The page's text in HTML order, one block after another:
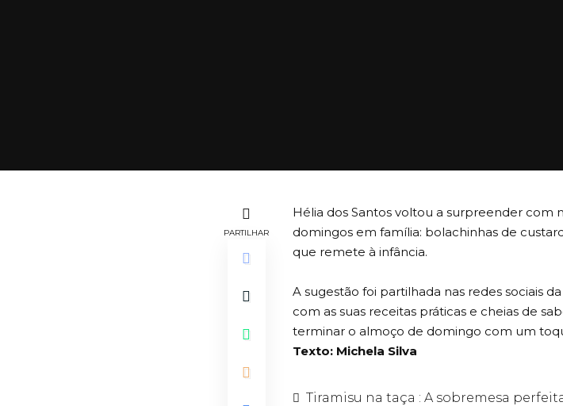
PARTILHAR
Hélia dos Santos voltou a surpreender com
domingos em família: bolachinhas de
que remete à infância.
A sugestão foi partilhada nas redes sociais
com as suas receitas práticas e cheias de
terminar o almoço de domingo com um
Texto: Michela Silva
Tiramisu na taça : A sobremesa